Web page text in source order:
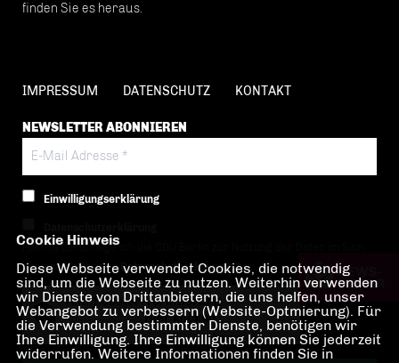
finden Sie es heraus.
IMPRESSUM DATENSCHUTZ KONTAKT
NEWSLETTER ABONNIEREN
Einwilligungserklärung
Hiermit berechtige ich die CDU Berlin zur Nutzung der Daten im Sinn
der nachfolgenden Datenschutzerklärung.*
Anti-Roboter-Verifizierung
Hier klicken
Friendly Captcha ⇗
Cookie Hinweis
Diese Webseite verwendet Cookies, die notwendig
sind, um die Webseite zu nutzen. Weiterhin verwenden
wir Dienste von Drittanbietern, die uns helfen, unser
Webangebot zu verbessern (Website-Optmierung). Für
die Verwendung bestimmter Dienste, benötigen wir
Ihre Einwilligung. Ihre Einwilligung können Sie jederzeit
widerrufen. Weitere Informationen finden Sie in